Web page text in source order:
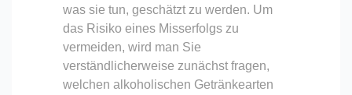
was sie tun, geschätzt zu werden. Um
das Risiko eines Misserfolgs zu
vermeiden, wird man Sie
verständlicherweise zunächst fragen,
welchen alkoholischen Getränkearten